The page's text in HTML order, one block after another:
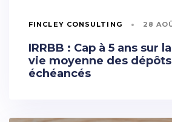
FINCLEY CONSULTING 28
IRRBB : Cap à 5 ans sur
vie moyenne des
échéancés